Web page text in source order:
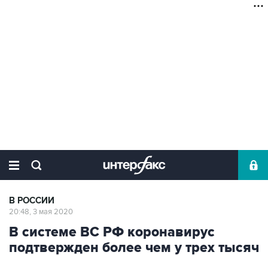
В РОССИИ
20:48, 3 мая 2020
В системе ВС РФ коронавирус
подтвержден более чем у трех тысяч